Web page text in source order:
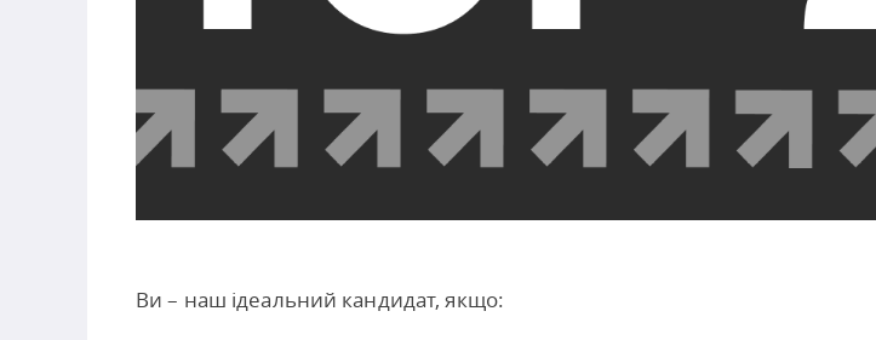
Ви – наш ідеальний кандидат, якщо: